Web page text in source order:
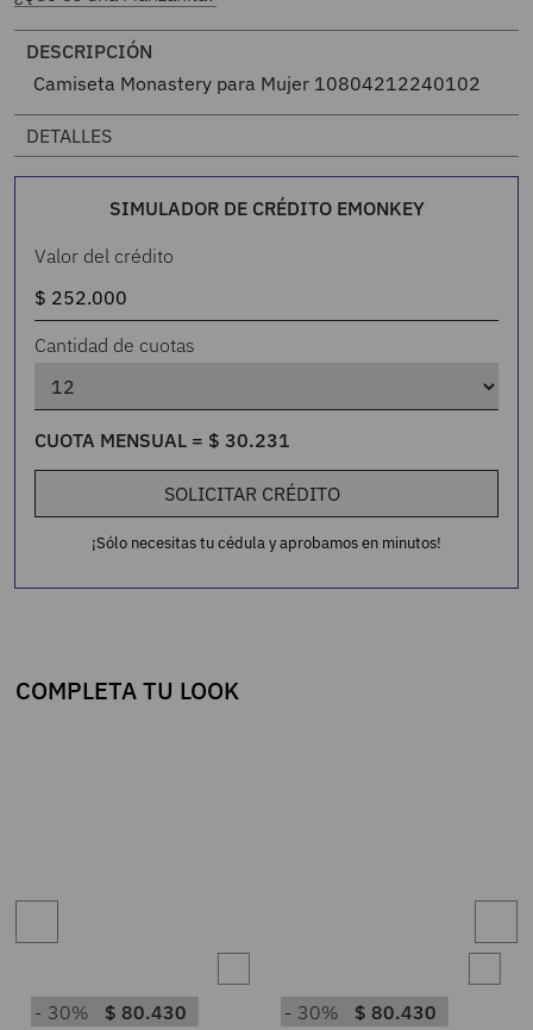
DESCRIPCIÓN
Camiseta Monastery para Mujer 10804212240102
DETALLES
SIMULADOR DE CRÉDITO EMONKEY
Valor del crédito
Cantidad de cuotas
CUOTA MENSUAL = $ 30.231
SOLICITAR CRÉDITO
¡Sólo necesitas tu cédula y aprobamos en minutos!
COMPLETA TU LOOK
30% $ 80.430
30% $ 80.430